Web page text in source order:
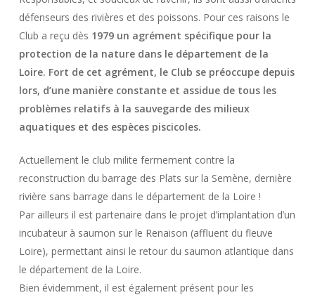
défenseurs des rivières et des poissons. Pour ces raisons le
Club a reçu dès 1979 un agrément spécifique pour la
protection de la nature dans le département de la
Loire. Fort de cet agrément, le Club se préoccupe depuis
lors, d’une manière constante et assidue de tous les
problèmes relatifs à la sauvegarde des milieux
aquatiques et des espèces piscicoles.
Actuellement le club milite fermement contre la
reconstruction du barrage des Plats sur la Semène, dernière
rivière sans barrage dans le département de la Loire !
Par ailleurs il est partenaire dans le projet d’implantation d’un
incubateur à saumon sur le Renaison (affluent du fleuve
Loire), permettant ainsi le retour du saumon atlantique dans
le département de la Loire.
Bien évidemment, il est également présent pour les